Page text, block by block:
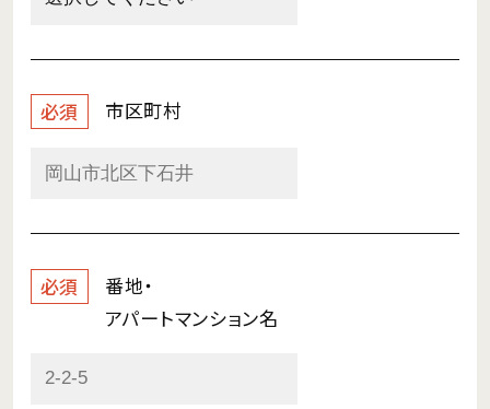
必須 市区町村
必須
番地・
アパートマンション名